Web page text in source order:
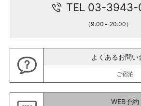
TEL 03-
（9:00～20:00）
よくあるお問い
ご宿泊
WEB予約